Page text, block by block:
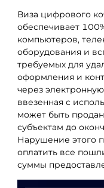
Виза цифрового
обеспечивает
компьютеров,
оборудования и
требуемых для
оформления и
через
ввезенная с
может быть
субъектам до
Нарушение этого
оплатить все
суммы